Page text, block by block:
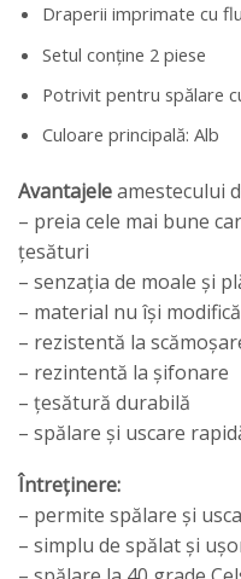
Draperii imprimate cu
Setul conține 2 piese
Potrivit pentru spălare
Culoare principală: Alb
Avantajeleamestecului
– preia cele mai bune
țesături
– senzația de moale și
– material nu își
– rezistentă la
– rezintentă la șifonare
– țesătură durabilă
– spălare și uscare
Întreținere:
– permite spălare și
– simplu de spălat și